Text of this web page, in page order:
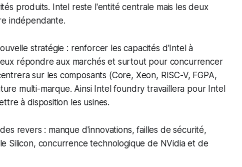
produits. Intel reste l'entité centrale mais les deux
indépendante.
stratégie : renforcer les capacités d'Intel à
répondre aux marchés et surtout pour concurrencer
sur les composants (Core, Xeon, RISC-V, FGPA,
multi-marque. Ainsi Intel foundry travaillera pour Intel
à disposition les usines.
revers : manque d'innovations, failles de sécurité,
Silicon, concurrence technologique de NVidia et de